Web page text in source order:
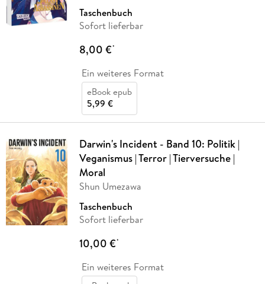
Taschenbuch
Sofort lieferbar
8,00 €*
Ein weiteres Format
eBook epub
5,99 €
Darwin's Incident - Band 10: Politik |
Veganismus | Terror | Tierversuche |
Moral
Shun Umezawa
Taschenbuch
Sofort lieferbar
10,00 €*
Ein weiteres Format